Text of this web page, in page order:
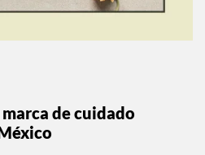
de cuidado